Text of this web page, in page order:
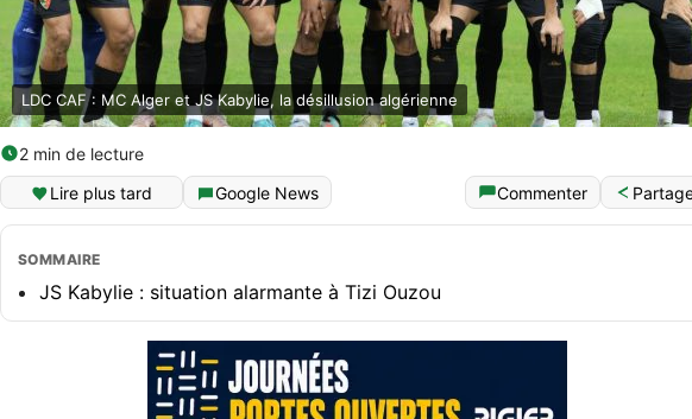
LDC CAF : MC Alger et JS Kabylie, la désillusion algérienne
2 min de lecture
Lire plus tard
Google News Commenter
SOMMAIRE
JS Kabylie : situation alarmante à Tizi Ouzou